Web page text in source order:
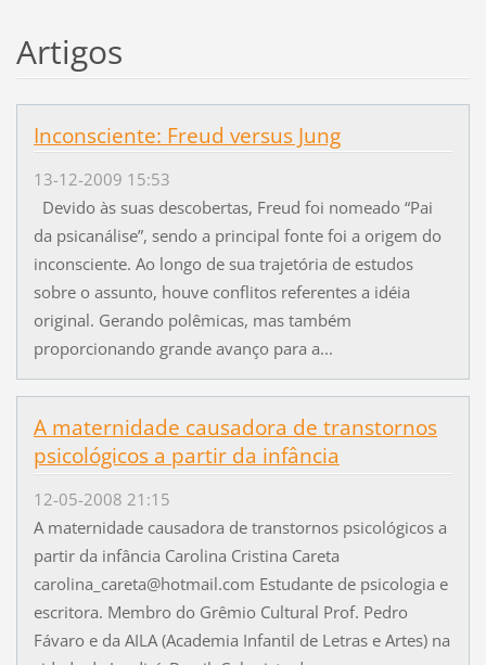
Artigos
Inconsciente: Freud versus Jung
13-12-2009 15:53
Devido às suas descobertas, Freud foi nomeado “Pai
da psicanálise”, sendo a principal fonte foi a origem do
inconsciente. Ao longo de sua trajetória de estudos
sobre o assunto, houve conflitos referentes a idéia
original. Gerando polêmicas, mas também
proporcionando grande avanço para a...
A maternidade causadora de transtornos
psicológicos a partir da infância
12-05-2008 21:15
A maternidade causadora de transtornos psicológicos a
partir da infância Carolina Cristina Careta
carolina_careta@hotmail.com Estudante de psicologia e
escritora. Membro do Grêmio Cultural Prof. Pedro
Fávaro e da AILA (Academia Infantil de Letras e Artes) na